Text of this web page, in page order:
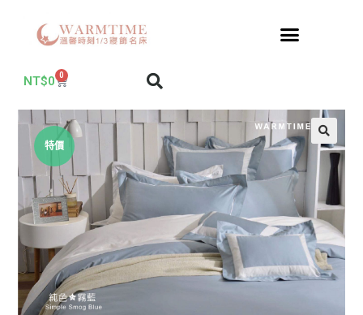
NT$0 0
特價